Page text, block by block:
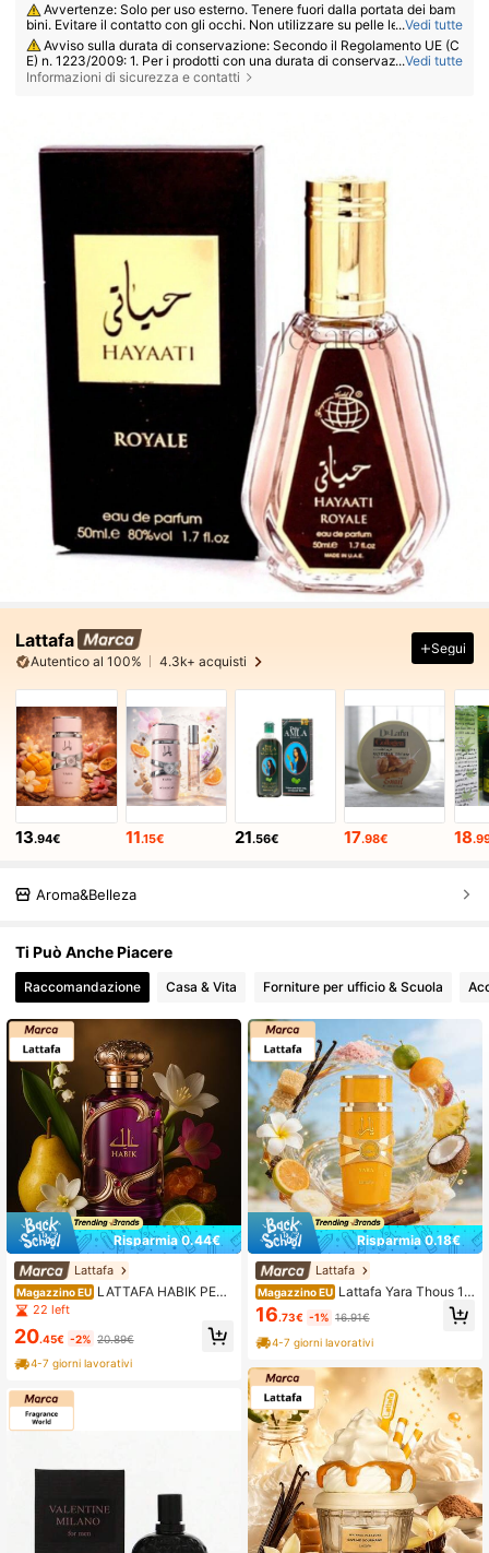
Avvertenze: Solo per uso esterno. Tenere fuori dalla portata dei bam
bini. Evitare il contatto con gli occhi. Non utilizzare su pelle lesa o irritat
a. Interrompere l'uso in caso di irritazione.
...Vedi tutte
Avviso sulla durata di conservazione: Secondo il Regolamento UE (C
E) n. 1223/2009: 1. Per i prodotti con una durata di conservazione totale
≤ 30 mesi: la data di scadenza sarà indicata da una clessidra ⌛ + data s
esenta i mesi. Nota: i prodotti con imballaggio monouso, i prodotti non a
pribili e altri articoli specificati sono esenti dall'obbligo di marcatura PA
O. Fare riferimento esclusivamente alle indicazioni stampate sulla confe
zione fisica del prodotto; interrompere immediatamente l'uso in caso di
deterioramento.
...Vedi tutte
Informazioni di sicurezza e contatti
Lattafa
Autentico al 100% 4.3k+ acquisti
Segui
13.94€ 11.15€ 21.56€ 17.98€ 18
Aroma&Belleza
Ti Può Anche Piacere
Raccomandazione Casa & Vita Forniture per ufficio & Scuola
Risparmia 0.44€
Lattafa
Magazzino EU LATTAFA HABIK PER
DONNA 100ML EAU DE PARFUM P
ER DONNA
22 left
20.45€ -2% 20.89€
4-7 giorni lavorativi
Risparmia 0.18€
Lattafa
Magazzino EU Lattafa Yara Thous 10
0ML Eau de Parfum per donna
16.73€ -1% 16.91€
4-7 giorni lavorativi